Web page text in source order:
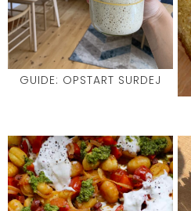
GUIDE: OPSTART SURDEJ